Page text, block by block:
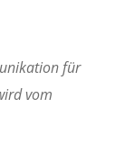
für
vom